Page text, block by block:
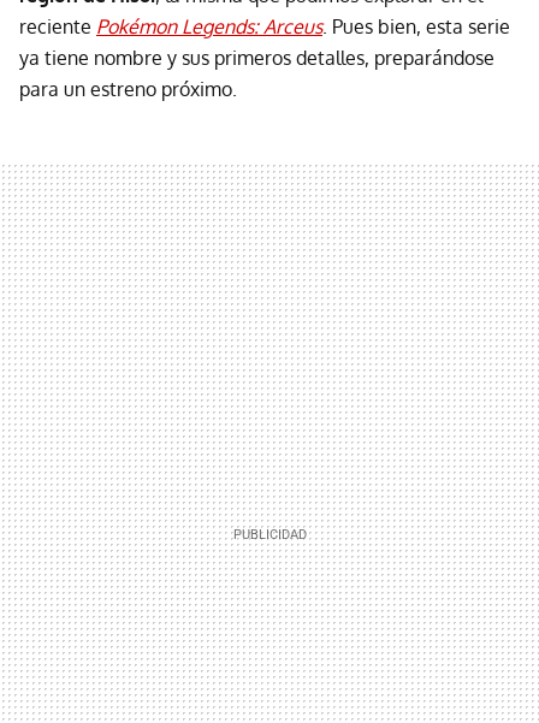
reciente Pokémon Legends: Arceus. Pues bien, esta serie
ya tiene nombre y sus primeros detalles, preparándose
para un estreno próximo.